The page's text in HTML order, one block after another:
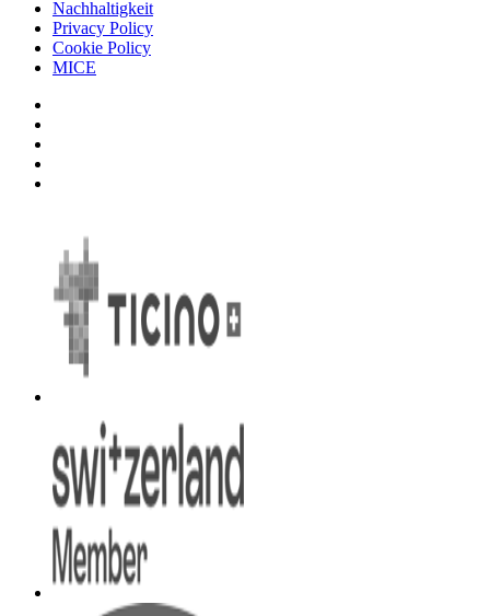
Nachhaltigkeit
Privacy Policy
Cookie Policy
MICE